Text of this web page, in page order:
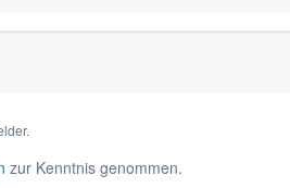
zur Kenntnis genommen.